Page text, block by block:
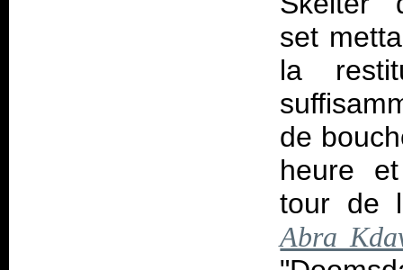
set
la
de
heure et
tour de
Abra